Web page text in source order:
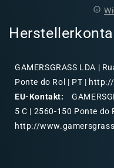
GAMERSGRASS LDA |
Ponte do Rol | PT |
EU-Kontakt:
5 C | 2560-150 Ponte do
http://